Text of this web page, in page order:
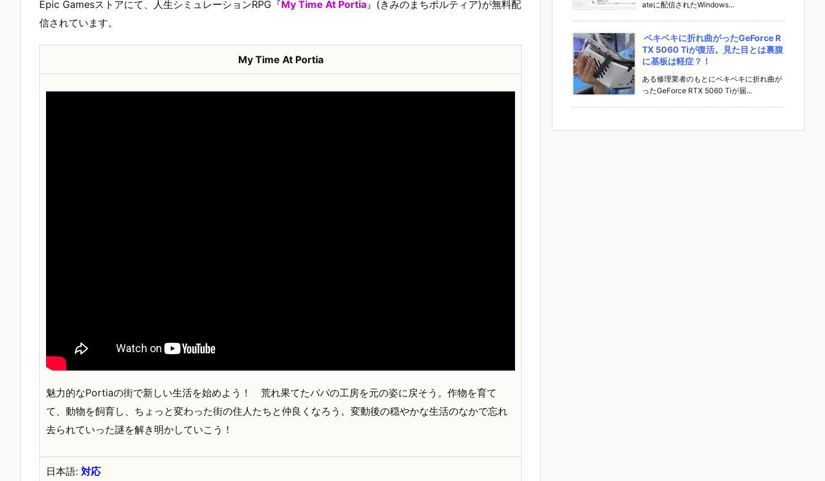
Epic Gamesストアにて、人生シミュレーションRPG『My Time At Portia 』(きみのまちポルティア)が無料配
信されています。
My Time At Portia
魅力的なPortiaの街で新しい生活を始めよう！ 荒れ果てたパパの工房を元の姿に戻そう。作物を育て
て、動物を飼育し、ちょっと変わった街の住人たちと仲良くなろう。変動後の穏やかな生活のなかで忘れ
去られていった謎を解き明かしていこう！
日本語: 対応
ateに配信されたWindows...
ベキベキに折れ曲がったGeForce R
TX 5060 Tiが復活。見た目とは裏腹
に基板は軽症？！
ある修理業者のもとにベキベキに折れ曲が
ったGeForce RTX 5060 Tiが届...